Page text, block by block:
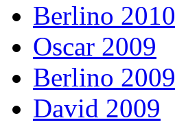
Berlino 2010
Oscar 2009
Berlino 2009
David 2009